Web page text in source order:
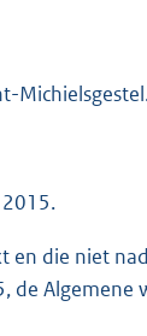
die niet
Algemene